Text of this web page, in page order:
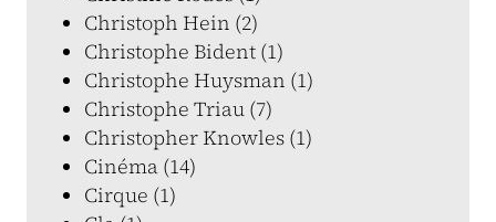
Christoph Hein (2)
Christophe Bident (1)
Christophe Huysman (1)
Christophe Triau (7)
Christopher Knowles (1)
Cinéma (14)
Cirque (1)